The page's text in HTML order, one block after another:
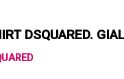
DSQUARED.